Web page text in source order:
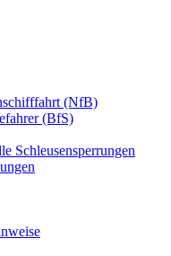
(NfB)
(BfS)
Schleusensperrungen